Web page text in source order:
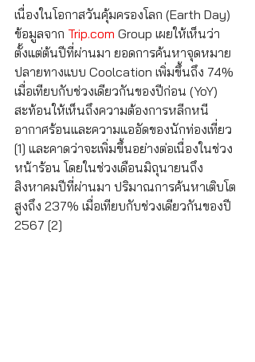
เนื่องในโอกาสวันคุ้มครองโลก (Earth Day)
ข้อมูลจาก Trip.com Group เผยให้เห็นว่า
ตั้งแต่ต้นปีที่ผ่านมา ยอดการค้นหาจุดหมาย
ปลายทางแบบ Coolcation เพิ่มขึ้นถึง 74%
เมื่อเทียบกับช่วงเดียวกันของปีก่อน (YoY)
สะท้อนให้เห็นถึงความต้องการหลีกหนี
อากาศร้อนและความแออัดของนักท่องเที่ยว
[1] และคาดว่าจะเพิ่มขึ้นอย่างต่อเนื่องในช่วง
หน้าร้อน โดยในช่วงเดือนมิถุนายนถึง
สิงหาคมปีที่ผ่านมา ปริมาณการค้นหาเติบโต
สูงถึง 237% เมื่อเทียบกับช่วงเดียวกันของปี
2567 [2]